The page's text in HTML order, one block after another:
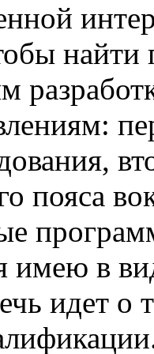
найти
пояса
имею в
идет о